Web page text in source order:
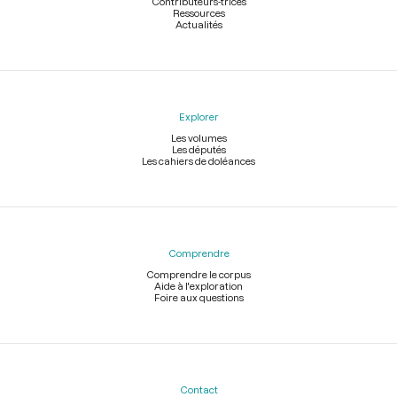
Ressources
Actualités
Explorer
Les volumes
Les députés
Les cahiers de doléances
Comprendre
Comprendre le corpus
Aide à l'exploration
Foire aux questions
Contact